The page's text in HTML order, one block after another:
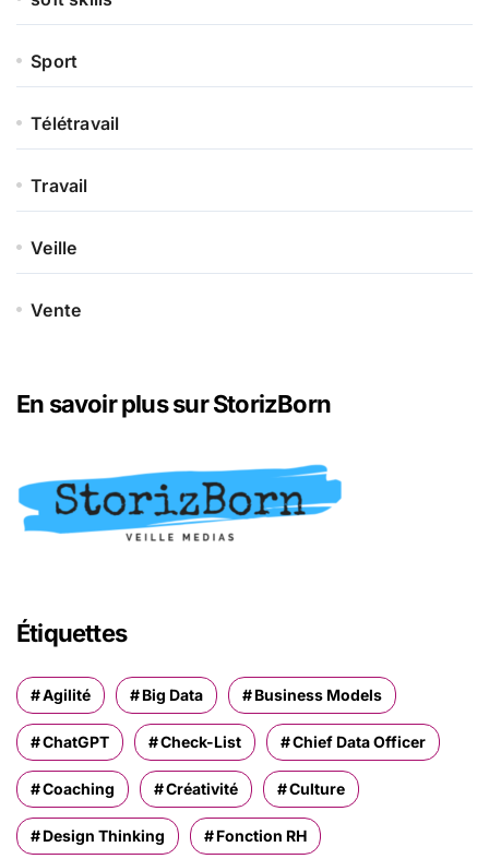
Sport
Télétravail
Travail
Veille
Vente
En savoir plus sur StorizBorn
Étiquettes
Agilité Big Data Business Models
ChatGPT Check-List Chief Data Officer
Coaching Créativité Culture
Design Thinking Fonction RH